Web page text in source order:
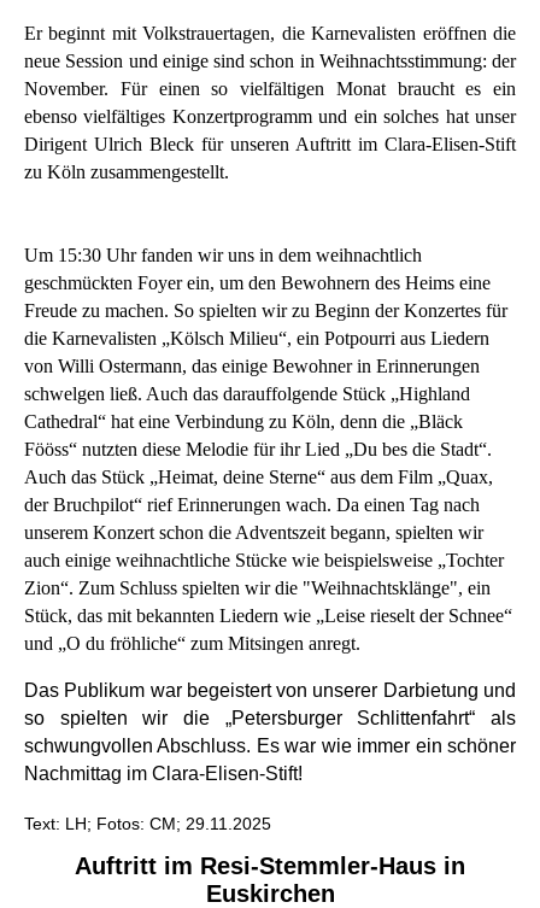
Er beginnt mit Volkstrauertagen, die Karnevalisten eröffnen die
neue Session und einige sind schon in Weihnachtsstimmung: der
November. Für einen so vielfältigen Monat braucht es ein
ebenso vielfältiges Konzertprogramm und ein solches hat unser
Dirigent Ulrich Bleck für unseren Auftritt im Clara-Elisen-Stift
zu Köln zusammengestellt.
Um 15:30 Uhr fanden wir uns in dem weihnachtlich
geschmückten Foyer ein, um den Bewohnern des Heims eine
Freude zu machen. So spielten wir zu Beginn der Konzertes für
die Karnevalisten „Kölsch Milieu“, ein Potpourri aus Liedern
von Willi Ostermann, das einige Bewohner in Erinnerungen
schwelgen ließ. Auch das darauffolgende Stück „Highland
Cathedral“ hat eine Verbindung zu Köln, denn die „Bläck
Fööss“ nutzten diese Melodie für ihr Lied „Du bes die Stadt“.
Auch das Stück „Heimat, deine Sterne“ aus dem Film „Quax,
der Bruchpilot“ rief Erinnerungen wach. Da einen Tag nach
unserem Konzert schon die Adventszeit begann, spielten wir
auch einige weihnachtliche Stücke wie beispielsweise „Tochter
Zion“. Zum Schluss spielten wir die "Weihnachtsklänge", ein
Stück, das mit bekannten Liedern wie „Leise rieselt der Schnee“
und „O du fröhliche“ zum Mitsingen anregt.
Das Publikum war begeistert von unserer Darbietung und
so spielten wir die „Petersburger Schlittenfahrt“ als
schwungvollen Abschluss. Es war wie immer ein schöner
Nachmittag im Clara-Elisen-Stift!
Text: LH; Fotos: CM; 29.11.2025
Auftritt im Resi-Stemmler-Haus in
Euskirchen